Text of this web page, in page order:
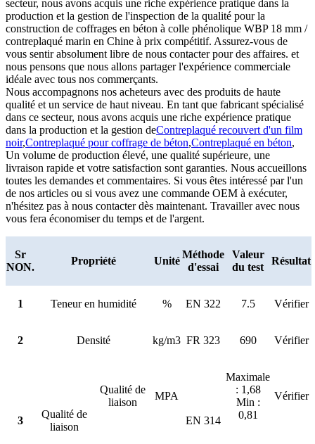
secteur, nous avons acquis une riche expérience pratique dans la
production et la gestion de l'inspection de la qualité pour la
construction de coffrages en béton à colle phénolique WBP 18 mm /
contreplaqué marin en Chine à prix compétitif. Assurez-vous de
vous sentir absolument libre de nous contacter pour des affaires. et
nous pensons que nous allons partager l'expérience commerciale
idéale avec tous nos commerçants.
Nous accompagnons nos acheteurs avec des produits de haute
qualité et un service de haut niveau. En tant que fabricant spécialisé
dans ce secteur, nous avons acquis une riche expérience pratique
dans la production et la gestion deContreplaqué recouvert d'un film
noir,Contreplaqué pour coffrage de béton,Contreplaqué en béton,
Un volume de production élevé, une qualité supérieure, une
livraison rapide et votre satisfaction sont garanties. Nous accueillons
toutes les demandes et commentaires. Si vous êtes intéressé par l'un
de nos articles ou si vous avez une commande OEM à exécuter,
n'hésitez pas à nous contacter dès maintenant. Travailler avec nous
vous fera économiser du temps et de l'argent.
Sr
NON.
Propriété Unité
Méthode
d'essai
Valeur
du test
Résultat
1 Teneur en humidité % EN 322 7.5 Vérifier
2 Densité kg/m3 FR 323 690 Vérifier
3
Qualité de
liaison
Qualité de
liaison
MPA
EN 314
Maximale
: 1,68
Min :
0,81
Vérifier